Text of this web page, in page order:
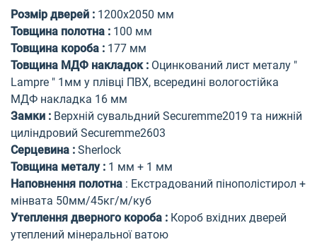
Розмір дверей : 1200х2050 мм
Товщина полотна : 100 мм
Товщина короба : 177 мм
Товщина МДФ накладок : Оцинкований лист металу "
Lampre " 1мм у плівці ПВХ, всередині вологостійка
МДФ накладка 16 мм
Замки : Верхній сувальдний Securemme2019 та нижній
циліндровий Securemme2603
Серцевина : Sherlock
Товщина металу : 1 мм + 1 мм
Наповнення полотна : Екстрадований пінополістирол +
мінвата 50мм/45кг/м/куб
Утеплення дверного короба : Короб вхідних дверей
утеплений мінеральної ватою